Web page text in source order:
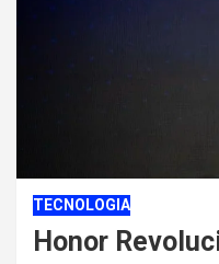
TECNOLOGIA
Honor